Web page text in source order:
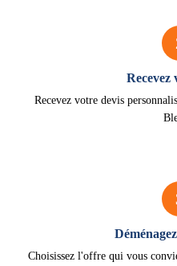
Recevez
Recevez votre devis
Choisissez l'offre qui vous